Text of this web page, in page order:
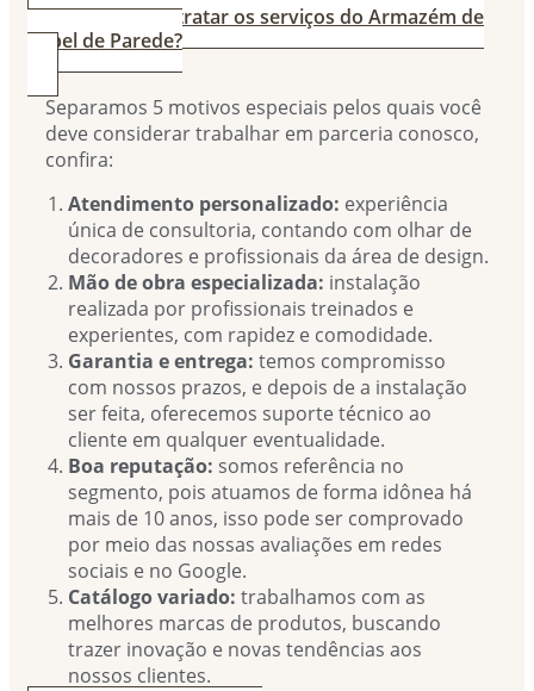
3. Por que contratar os serviços do Armazém de
Papel de Parede?
Separamos 5 motivos especiais pelos quais você
deve considerar trabalhar em parceria conosco,
confira:
Atendimento personalizado: experiência
única de consultoria, contando com olhar de
decoradores e profissionais da área de design.
Mão de obra especializada: instalação
realizada por profissionais treinados e
experientes, com rapidez e comodidade.
Garantia e entrega: temos compromisso
com nossos prazos, e depois de a instalação
ser feita, oferecemos suporte técnico ao
cliente em qualquer eventualidade.
Boa reputação: somos referência no
segmento, pois atuamos de forma idônea há
mais de 10 anos, isso pode ser comprovado
por meio das nossas avaliações em redes
sociais e no Google.
Catálogo variado: trabalhamos com as
melhores marcas de produtos, buscando
trazer inovação e novas tendências aos
nossos clientes.